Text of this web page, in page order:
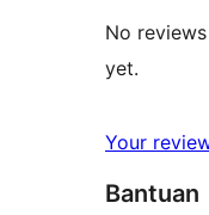
No
yet.
Your
Bantuan